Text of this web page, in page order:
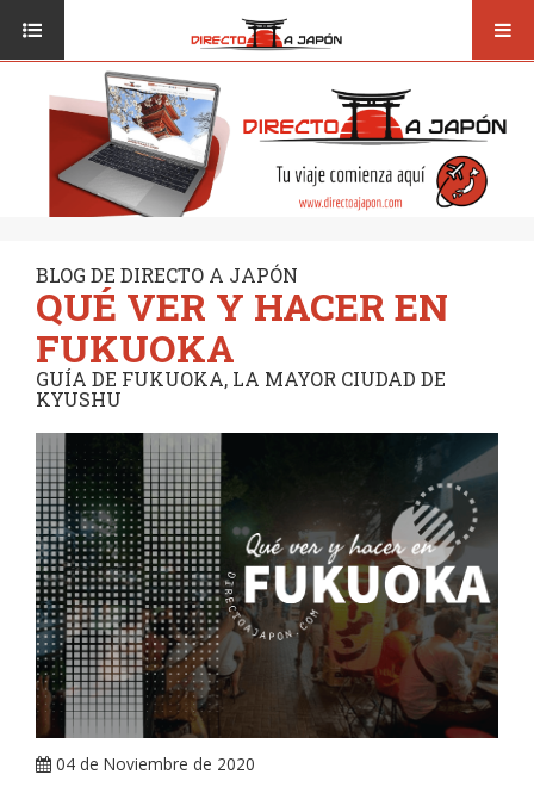
CONSEJOS
DESTINOS
RESTAURANTES
SEGUROS
ISI JAPANESE LANGUAGE SCHOOL
BLOG DE DIRECTO A JAPÓN
QUÉ VER Y HACER EN
FUKUOKA
GUÍA DE FUKUOKA, LA MAYOR CIUDAD DE
KYUSHU
04 de Noviembre de 2020
VIAJAR A JAPÓN
VUELOS
TRANSPORTE
DESTINOS
RUTAS / MAPAS
CULTURA
RESTAURANTES
SEGUROS
ARRAY